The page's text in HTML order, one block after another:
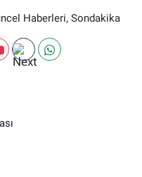
Haberleri, Sondakika